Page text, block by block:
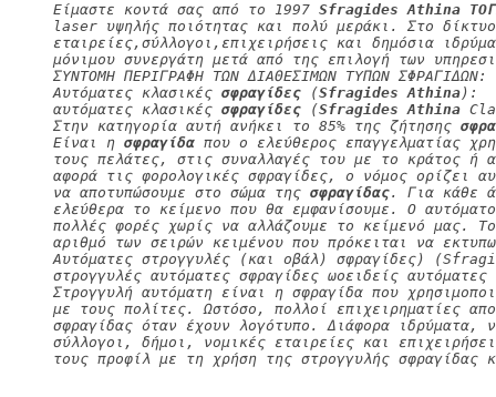
Είμαστε κοντά σας από το 1997 Sfragides Athina
laser υψηλής ποιότητας και πολύ μεράκι. Στο
εταιρείες,σύλλογοι,επιχειρήσεις και δημόσια
μόνιμου συνεργάτη μετά από της επιλογή των
ΣΥΝΤΟΜΗ ΠΕΡΙΓΡΑΦΗ ΤΩΝ ΔΙΑΘΕΣΙΜΩΝ ΤΥΠΩΝ ΣΦΡΑΓΙΔΩΝ:
Αυτόματες κλασικές σφραγίδες (Sfragides Athina):
αυτόματες κλασικές σφραγίδες (Sfragides Athina
Στην κατηγορία αυτή ανήκει το 85% της ζήτησης
Είναι η σφραγίδα που ο ελεύθερος επαγγελματίας
τους πελάτες, στις συναλλαγές του με το κράτος ή
αφορά τις φορολογικές σφραγίδες, ο νόμος ορίζει
να αποτυπώσουμε στο σώμα της σφραγίδας. Για κάθε
ελεύθερα το κείμενο που θα εμφανίσουμε. Ο
πολλές φορές χωρίς να αλλάζουμε το κείμενό μας.
αριθμό των σειρών κειμένου που πρόκειται να
Αυτόματες στρογγυλές (και οβάλ) σφραγίδες)
στρογγυλές αυτόματες σφραγίδες ωοειδείς αυτόματες
Στρογγυλή αυτόματη είναι η σφραγίδα που
με τους πολίτες. Ωστόσο, πολλοί επιχειρηματίες
σφραγίδας όταν έχουν λογότυπο. Διάφορα ιδρύματα,
σύλλογοι, δήμοι, νομικές εταιρείες και
τους προφίλ με τη χρήση της στρογγυλής